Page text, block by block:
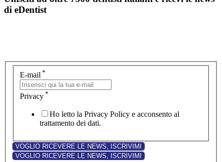
di eDentist
E-mail *
Privacy *
Ho letto la Privacy Policy e acconsento al
trattamento dei dati.